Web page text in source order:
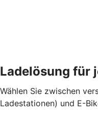
Ladelösung für
Wählen Sie zwischen
Ladestationen) und E-